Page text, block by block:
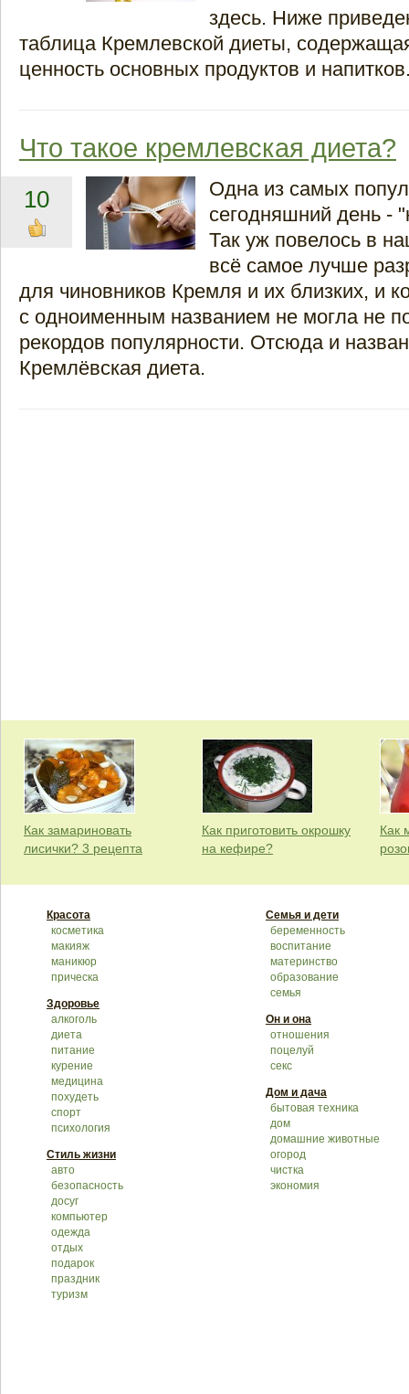
здесь. Ниже
таблица Кремлевской диеты,
ценность основных продуктов и
Что такое кремлевская диета?
10
Одна из самых
сегодняшний день -
Так уж повелось в
всё самое лучше
для чиновников Кремля и их близких, и
с одноименным названием не могла не
рекордов популярности. Отсюда и
Кремлёвская диета.
Как замариновать
лисички? 3 рецепта
Как приготовить окрошку
на кефире?
Как
Красота
косметика
макияж
маникюр
прическа
Здоровье
алкоголь
диета
питание
курение
медицина
похудеть
спорт
психология
Стиль жизни
авто
безопасность
досуг
компьютер
одежда
отдых
подарок
праздник
туризм
Семья и дети
беременность
воспитание
материнство
образование
семья
Он и она
отношения
поцелуй
секс
Дом и дача
бытовая техника
дом
домашние животные
огород
чистка
экономия